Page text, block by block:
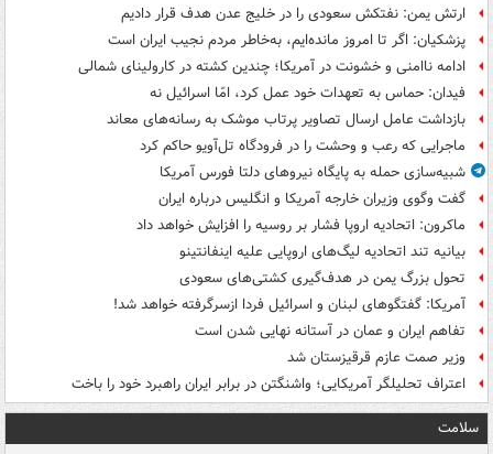
ارتش یمن: نفتکش سعودی را در خلیج عدن هدف قرار دادیم
پزشکیان: اگر تا امروز مانده‌ایم، به‌خاطر مردم نجیب ایران است
ادامه ناامنی و خشونت در آمریکا؛ چندین کشته در کارولینای شمالی
فیدان: حماس به تعهدات خود عمل کرد، امّا اسرائیل نه
بازداشت عامل ارسال تصاویر پرتاب موشک به رسانه‌های معاند
ماجرایی که رعب و وحشت را در فرودگاه تل‌آویو حاکم کرد
شبیه‌سازی حمله به پایگاه نیروهای دلتا فورس آمریکا
گفت وگوی وزیران خارجه آمریکا و انگلیس درباره ایران
ماکرون: اتحادیه اروپا فشار بر روسیه را افزایش خواهد داد
بیانیه تند اتحادیه لیگ‌های اروپایی علیه اینفانتینو
تحول بزرگ یمن در هدف‌گیری کشتی‌های سعودی
آمریکا: گفتگوهای لبنان و اسرائیل فردا ازسرگرفته خواهد شد!
تفاهم ایران و عمان در آستانه نهایی شدن است
وزیر صمت عازم قرقیزستان شد
اعتراف تحلیلگر آمریکایی؛ واشنگتن در برابر ایران راهبرد خود را باخت
سلامت